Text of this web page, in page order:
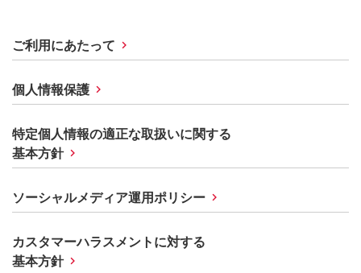
ご利用にあたって
個人情報保護
特定個人情報の適正な取扱いに関する
基本方針
ソーシャルメディア運用ポリシー
カスタマーハラスメントに対する
基本方針